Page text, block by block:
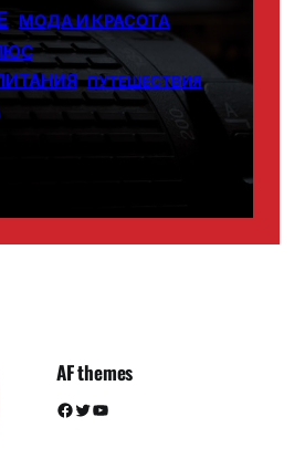
МОДА И КРАСОТА
ПУТЕШЕСТВИЯ
AF themes
Facebook Twitter YouTube